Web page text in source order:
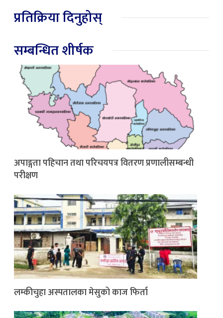
प्रतिक्रिया दिनुहोस्
सम्बन्धित शीर्षक
अपाङ्गता पहिचान तथा परिचयपत्र वितरण प्रणालीसम्बन्धी
परीक्षण
लम्कीचुहा अस्पतालका मेसुको काज फिर्ता